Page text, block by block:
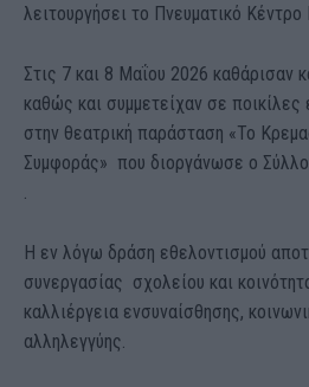
λειτουργήσει το Πνευματικό Κέντρο
Στις 7 και 8 Μαΐου 2026 καθάρισαν
καθώς και συμμετείχαν σε
στην θεατρική παράσταση «Το
Συμφοράς» που διοργάνωσε ο
Η εν λόγω δράση εθελοντισμού
συνεργασίας σχολείου και
καλλιέργεια ενσυναίσθησης,
αλληλεγγύης.